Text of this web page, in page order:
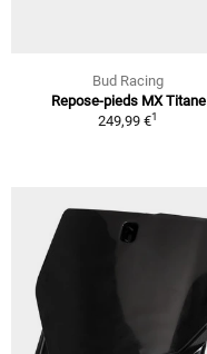
Bud Racing
Repose-pieds MX Titane
249,99 €1